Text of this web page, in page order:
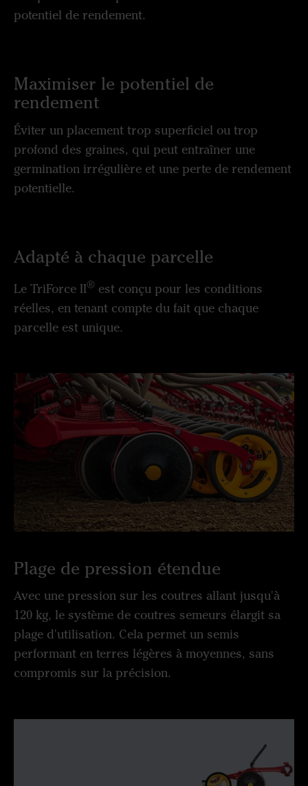
potentiel de rendement.
Maximiser le potentiel de
rendement
Éviter un placement trop superficiel ou trop
profond des graines, qui peut entraîner une
germination irrégulière et une perte de rendement
potentielle.
Adapté à chaque parcelle
Le TriForce II® est conçu pour les conditions
réelles, en tenant compte du fait que chaque
parcelle est unique.
Plage de pression étendue
Avec une pression sur les coutres allant jusqu'à
120 kg, le système de coutres semeurs élargit sa
plage d'utilisation. Cela permet un semis
performant en terres légères à moyennes, sans
compromis sur la précision.